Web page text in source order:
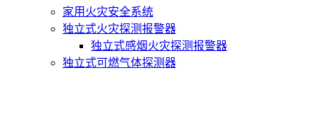
家用火灾安全系统
独立式火灾探测报警器
独立式感烟火灾探测报警器
独立式可燃气体探测器